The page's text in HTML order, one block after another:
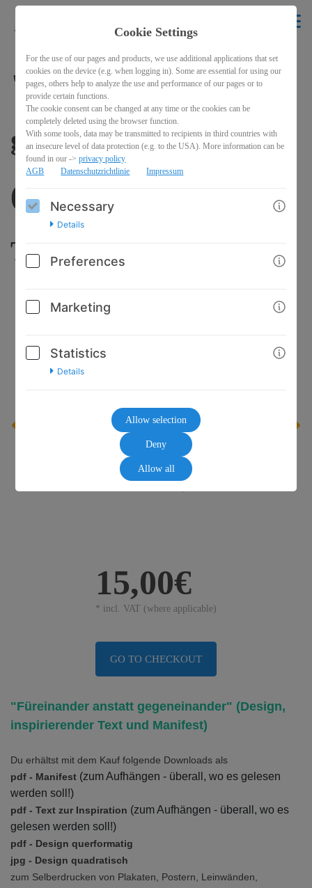
"Füreinander anstatt
gegeneinander"
(Design, inspirierender
Text und Manifest)
15,00€
* incl. VAT (where applicable)
GO TO CHECKOUT
"Füreinander anstatt gegeneinander" (Design,
inspirierender Text und Manifest)
Du erhältst mit dem Kauf folgende Downloads als
pdf - Manifest (zum Aufhängen - überall, wo es gelesen
werden soll!)
pdf - Text zur Inspiration (zum Aufhängen - überall, wo es
gelesen werden soll!)
pdf - Design querformatig
jpg - Design quadratisch
zum Selberdrucken von Plakaten, Postern, Leinwänden,
Cookie Settings
For the use of our pages and products, we use additional applications that set
cookies on the device (e.g. when logging in). Some are essential for using our
pages, others help to analyze the use and performance of our pages or to
provide certain functions.
The cookie consent can be changed at any time or the cookies can be
completely deleted using the browser function.
With some tools, data may be transmitted to recipients in third countries with
an insecure level of data protection (e.g. to the USA). More information can be
found in our ->privacy policy
AGB
Datenschutzrichtlinie Impressum
Necessary
Details
Preferences
Marketing
Statistics
Details
Allow selection
Deny
Allow all